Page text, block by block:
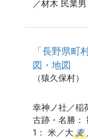
／材木 民業
「長野県町
図・地図
（猿久保村）
幸神ノ社／稲
古跡・名勝：
1： 米／大 麦